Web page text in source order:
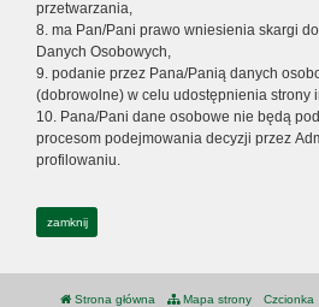
przetwarzania,
8. ma Pan/Pani prawo wniesienia skargi
Danych Osobowych,
9. podanie przez Pana/Panią danych
(dobrowolne) w celu udostępnienia strony
10. Pana/Pani dane osobowe nie będą
procesom podejmowania decyzji przez
profilowaniu.
zamknij
Strona główna Mapa strony Czcionka